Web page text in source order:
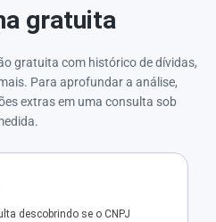
gratuita
gratuita com histórico de dívidas,
Para aprofundar a análise,
extras em uma consulta sob
descobrindo se o CNPJ